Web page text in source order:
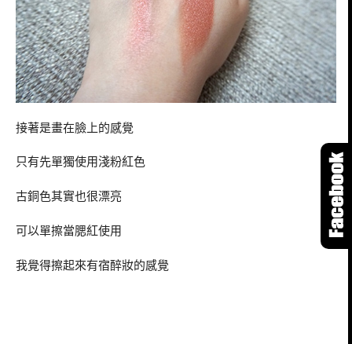
接著是畫在臉上的感覺
只有先單獨使用淺粉紅色
古銅色其實也很漂亮
可以單擦當腮紅使用
我覺得擦起來有宿醉妝的感覺